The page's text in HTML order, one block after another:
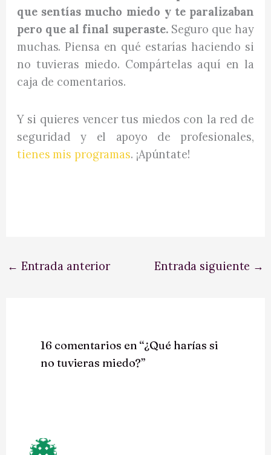
que sentías mucho miedo y te paralizaban
pero que al final superaste.Seguro que hay
muchas. Piensa en qué estarías haciendo si
no tuvieras miedo. Compártelas aquí en la
caja de comentarios.
Y si quieres vencer tus miedos con la red de
seguridad y el apoyo de profesionales,
tienes mis programas. ¡Apúntate!
← Entrada anterior Entrada siguiente →
16 comentarios en “¿Qué harías si
no tuvieras miedo?”